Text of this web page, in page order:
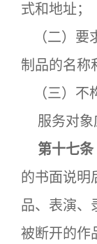
式和地址；
（二）要
制品的名称
（三）不
服务对象
第十七条
的书面说明
品、表演、
被断开的作